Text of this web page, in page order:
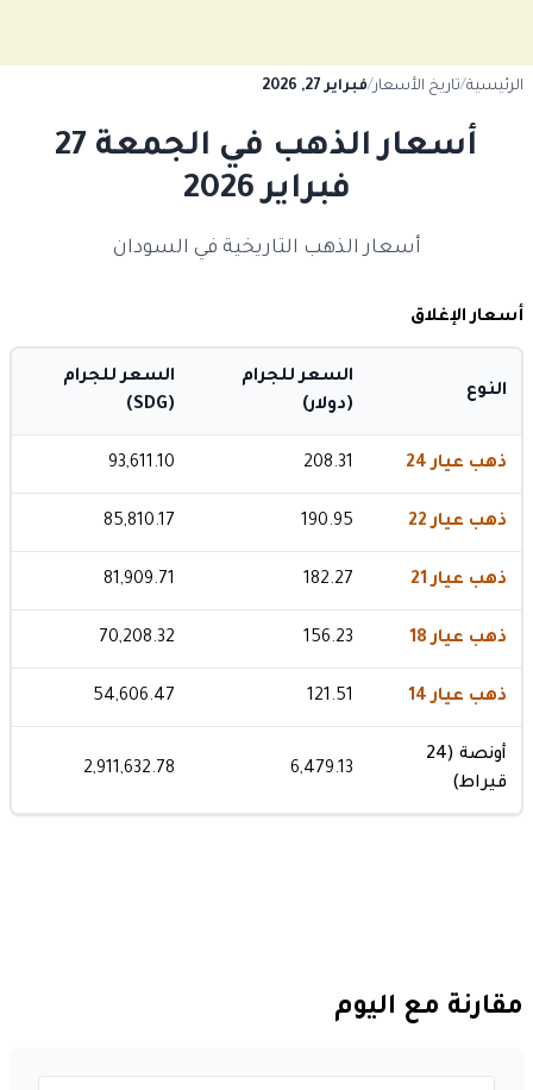
الرئيسية/تاريخ الأسعار/فبراير 27, 2026
أسعار الذهب في الجمعة 27
فبراير 2026
أسعار الذهب التاريخية في السودان
أسعار الإغلاق
النوع
السعر للجرام
(دولار)
السعر للجرام
(SDG)
ذهب عيار 24 208.31
93,611.10
ذهب عيار 22 190.95
85,810.17
ذهب عيار 21 182.27
81,909.71
ذهب عيار 18 156.23
70,208.32
ذهب عيار 14 121.51
54,606.47
أونصة (24
قيراط)
6,479.13
2,911,632.78
مقارنة مع اليوم